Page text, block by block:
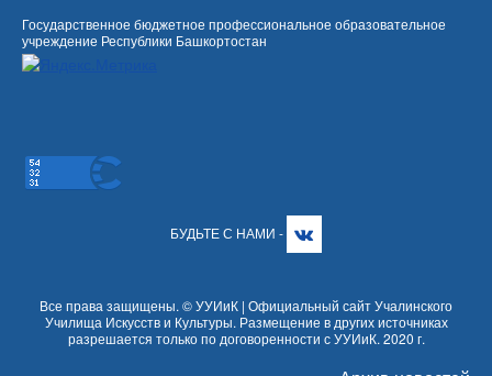
Государственное бюджетное профессиональное образовательное
учреждение Республики Башкортостан
БУДЬТЕ С НАМИ -
Все права защищены. © УУИиК | Официальный сайт Учалинского
Училища Искусств и Культуры. Размещение в других источниках
разрешается только по договоренности с УУИиК. 2020 г.